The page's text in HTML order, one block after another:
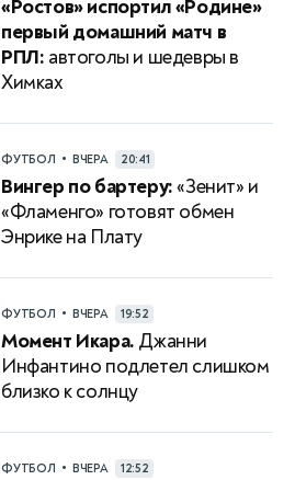
«Ростов» испортил «Родине»
первый домашний матч в
РПЛ: автоголы и шедевры в
Химках
ФУТБОЛ • ВЧЕРА 20:41
Вингер по бартеру:«Зенит» и
«Фламенго» готовят обмен
Энрике на Плату
ФУТБОЛ • ВЧЕРА 19:52
Момент Икара. Джанни
Инфантино подлетел слишком
близко к солнцу
ФУТБОЛ • ВЧЕРА 12:52